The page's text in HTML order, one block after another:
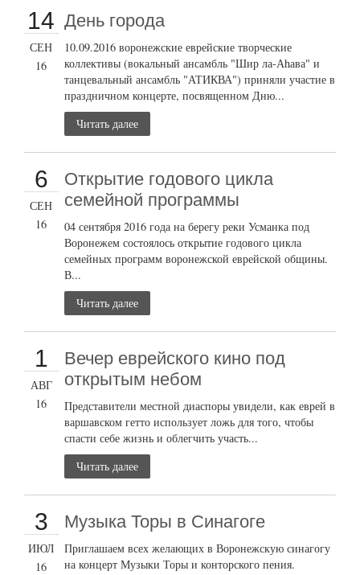
14
СЕН
16
День города
10.09.2016 воронежские еврейские творческие
коллективы (вокальный ансамбль "Шир ла-Аhава" и
танцевальный ансамбль "АТИКВА") приняли участие в
праздничном концерте, посвященном Дню...
Читать далее
6
СЕН
16
Открытие годового цикла
семейной программы
04 сентября 2016 года на берегу реки Усманка под
Воронежем состоялось открытие годового цикла
семейных программ воронежской еврейской общины.
В...
Читать далее
1
АВГ
16
Вечер еврейского кино под
открытым небом
Представители местной диаспоры увидели, как еврей в
варшавском гетто использует ложь для того, чтобы
спасти себе жизнь и облегчить участь...
Читать далее
3
ИЮЛ
16
Музыка Торы в Синагоге
Приглашаем всех желающих в Воронежскую синагогу
на концерт Музыки Торы и конторского пения.